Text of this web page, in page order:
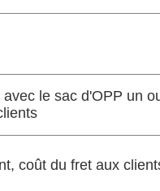
le sac d'OPP un
coût du fret aux